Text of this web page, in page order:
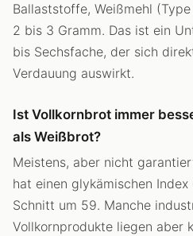
Ballaststoffe, Weißmehl
2 bis 3 Gramm. Das ist ein
bis Sechsfache, der sich
Verdauung auswirkt.
Ist Vollkornbrot immer
als Weißbrot?
Meistens, aber nicht
hat einen glykämischen
Schnitt um 59. Manche
Vollkornprodukte liegen aber